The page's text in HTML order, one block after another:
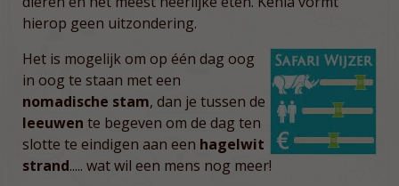
hierop geen uitzondering.
Het is mogelijk om op één dag oog
in oog te staan met een
nomadische stam, dan je tussen de
leeuwen te begeven om de dag ten
slotte te eindigen aan een hagelwit
strand..... wat wil een mens nog meer!